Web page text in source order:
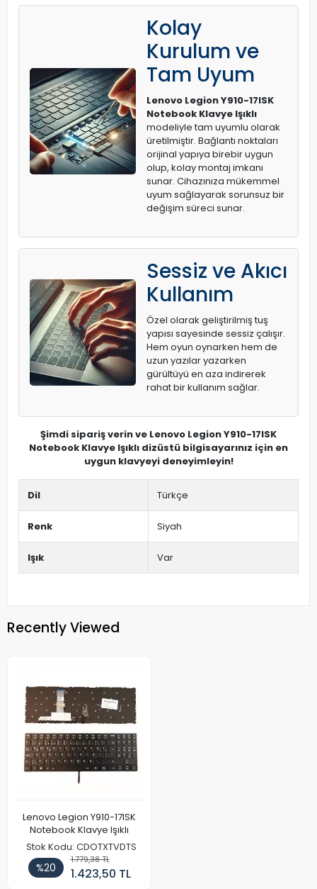
Kolay
Kurulum ve
Tam Uyum
Lenovo Legion Y910-17ISK
Notebook Klavye Işıklı
modeliyle tam uyumlu olarak
üretilmiştir. Bağlantı noktaları
orijinal yapıya birebir uygun
olup, kolay montaj imkanı
sunar. Cihazınıza mükemmel
uyum sağlayarak sorunsuz bir
değişim süreci sunar.
Sessiz ve Akıcı
Kullanım
Özel olarak geliştirilmiş tuş
yapısı sayesinde sessiz çalışır.
Hem oyun oynarken hem de
uzun yazılar yazarken
gürültüyü en aza indirerek
rahat bir kullanım sağlar.
Şimdi sipariş verin ve Lenovo Legion Y910-17ISK
Notebook Klavye Işıklı dizüstü bilgisayarınız için en
uygun klavyeyi deneyimleyin!
Dil Türkçe
Renk Siyah
Işık Var
Recently Viewed
Lenovo Legion Y910-17ISK
Notebook Klavye Işıklı
Stok Kodu: CDOTXTVDTS
%20
1.779,38 TL
1.423,50 TL